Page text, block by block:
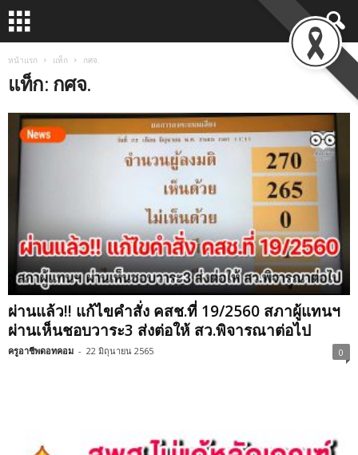
หน้าแรก แท็ก กศจ.
แท็ก: กศจ.
ผ่านแล้ว!! แก้ไขคำสั่ง คสช.ที่ 19/2560 สภาผู้แทนฯ
ผ่านเห็นชอบวาระ3 ส่งต่อให้ สว.พิจารณาต่อไป
ครูอาชีพดอทคอม - 22 มิถุนายน 2565 0